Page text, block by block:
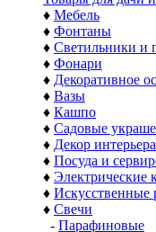
♦ Мебель
♦ Фонтаны
♦ Светильники и
♦ Фонари
♦ Декоративное
♦ Вазы
♦ Кашпо
♦ Садовые
♦ Декор интерьера
♦ Посуда и
♦ Электрические
♦ Искусственные
♦ Свечи
- Парафиновые